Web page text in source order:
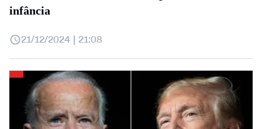
infância
21/12/2024 | 21:08